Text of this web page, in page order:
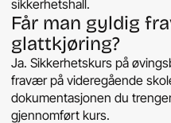
sikkerhetshall.
Får man gyldig
glattkjøring?
Ja. Sikkerhetskurs på
fravær på videregående
dokumentasjonen du
gjennomført kurs.